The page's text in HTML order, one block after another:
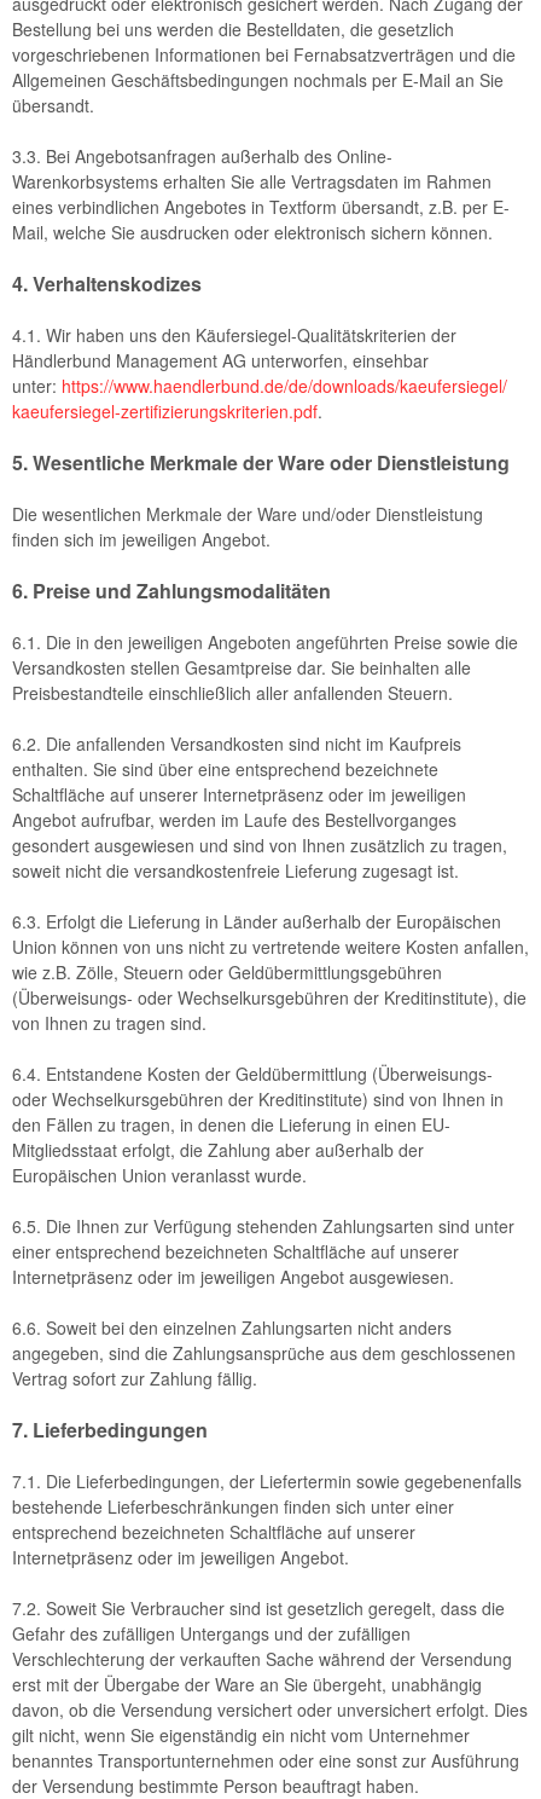
Bestellung bei uns werden die Bestelldaten, die gesetzlich
vorgeschriebenen Informationen bei Fernabsatzverträgen und die
Allgemeinen Geschäftsbedingungen nochmals per E-Mail an Sie
übersandt.
3.3. Bei Angebotsanfragen außerhalb des Online-
Warenkorbsystems erhalten Sie alle Vertragsdaten im Rahmen
eines verbindlichen Angebotes in Textform übersandt, z.B. per E-
Mail, welche Sie ausdrucken oder elektronisch sichern können.
4. Verhaltenskodizes
4.1. Wir haben uns den Käufersiegel-Qualitätskriterien der
Händlerbund Management AG unterworfen, einsehbar
unter: https://www.haendlerbund.de/de/downloads/kaeufersiegel/
kaeufersiegel-zertifizierungskriterien.pdf.
5. Wesentliche Merkmale der Ware oder Dienstleistung
Die wesentlichen Merkmale der Ware und/oder Dienstleistung
finden sich im jeweiligen Angebot.
6. Preise und Zahlungsmodalitäten
6.1. Die in den jeweiligen Angeboten angeführten Preise sowie die
Versandkosten stellen Gesamtpreise dar. Sie beinhalten alle
Preisbestandteile einschließlich aller anfallenden Steuern.
6.2. Die anfallenden Versandkosten sind nicht im Kaufpreis
enthalten. Sie sind über eine entsprechend bezeichnete
Schaltfläche auf unserer Internetpräsenz oder im jeweiligen
Angebot aufrufbar, werden im Laufe des Bestellvorganges
gesondert ausgewiesen und sind von Ihnen zusätzlich zu tragen,
soweit nicht die versandkostenfreie Lieferung zugesagt ist.
6.3. Erfolgt die Lieferung in Länder außerhalb der Europäischen
Union können von uns nicht zu vertretende weitere Kosten anfallen,
wie z.B. Zölle, Steuern oder Geldübermittlungsgebühren
(Überweisungs- oder Wechselkursgebühren der Kreditinstitute), die
von Ihnen zu tragen sind.
6.4. Entstandene Kosten der Geldübermittlung (Überweisungs-
oder Wechselkursgebühren der Kreditinstitute) sind von Ihnen in
den Fällen zu tragen, in denen die Lieferung in einen EU-
Mitgliedsstaat erfolgt, die Zahlung aber außerhalb der
Europäischen Union veranlasst wurde.
6.5. Die Ihnen zur Verfügung stehenden Zahlungsarten sind unter
einer entsprechend bezeichneten Schaltfläche auf unserer
Internetpräsenz oder im jeweiligen Angebot ausgewiesen.
6.6. Soweit bei den einzelnen Zahlungsarten nicht anders
angegeben, sind die Zahlungsansprüche aus dem geschlossenen
Vertrag sofort zur Zahlung fällig.
7. Lieferbedingungen
7.1. Die Lieferbedingungen, der Liefertermin sowie gegebenenfalls
bestehende Lieferbeschränkungen finden sich unter einer
entsprechend bezeichneten Schaltfläche auf unserer
Internetpräsenz oder im jeweiligen Angebot.
7.2. Soweit Sie Verbraucher sind ist gesetzlich geregelt, dass die
Gefahr des zufälligen Untergangs und der zufälligen
Verschlechterung der verkauften Sache während der Versendung
erst mit der Übergabe der Ware an Sie übergeht, unabhängig
davon, ob die Versendung versichert oder unversichert erfolgt. Dies
gilt nicht, wenn Sie eigenständig ein nicht vom Unternehmer
benanntes Transportunternehmen oder eine sonst zur Ausführung
der Versendung bestimmte Person beauftragt haben.